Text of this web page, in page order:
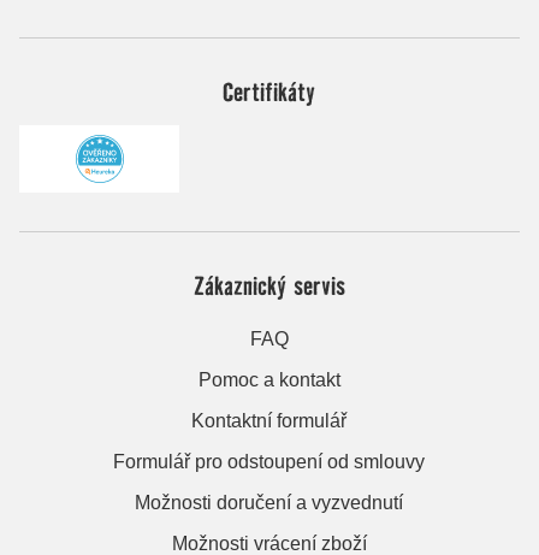
Certifikáty
Zákaznický servis
FAQ
Pomoc a kontakt
Kontaktní formulář
Formulář pro odstoupení od smlouvy
Možnosti doručení a vyzvednutí
Možnosti vrácení zboží